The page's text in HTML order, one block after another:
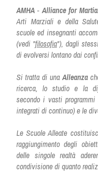
AMHA - Alliance for
Arti Marziali e della
scuole ed insegnanti
(vedi "filosofia"), dagli
di evolversi lontano dai
Si tratta di una Alleanza
ricerca, lo studio e la
secondo i vasti
integrati di continuo) e le
Le Scuole Alleate
raggiungimento degli
delle singole realtà
condivisione di quanto